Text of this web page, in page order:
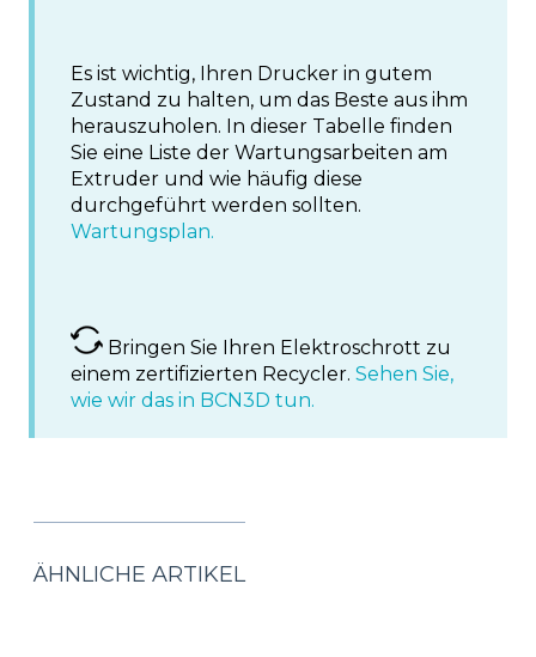
Es ist wichtig, Ihren Drucker in gutem
Zustand zu halten, um das Beste aus ihm
herauszuholen. In dieser Tabelle finden
Sie eine Liste der Wartungsarbeiten am
Extruder und wie häufig diese
durchgeführt werden sollten.
Wartungsplan.
Bringen Sie Ihren Elektroschrott zu
einem zertifizierten Recycler. Sehen Sie,
wie wir das in BCN3D tun.
ÄHNLICHE ARTIKEL